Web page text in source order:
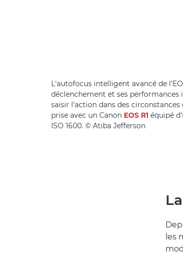
L'autofocus intelligent avancé de
déclenchement et ses
saisir l'action dans des
prise avec un Canon EOS R1 équipé
ISO 1600. © Atiba Jefferson
les